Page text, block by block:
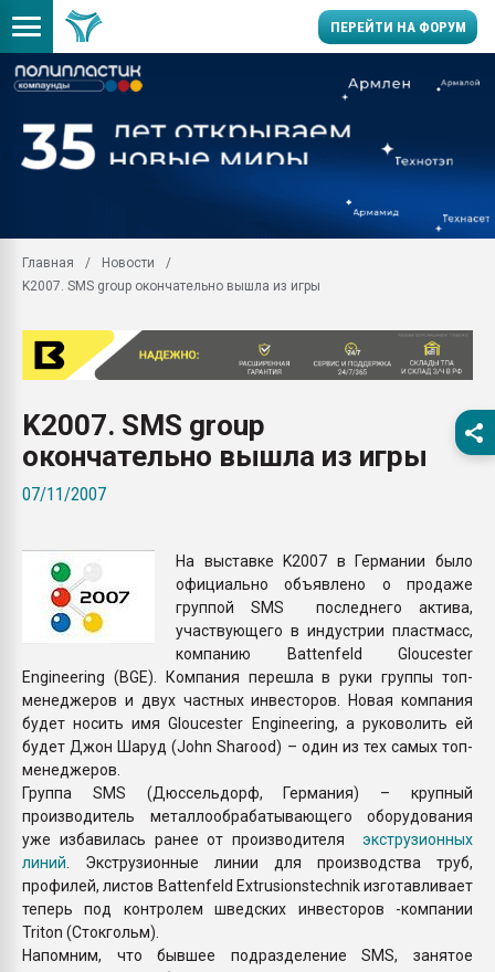
ПЕРЕЙТИ НА ФОРУМ
Вакуум-формовочные
28.07.2026
Всё, что касается
бутылок
Материал
вакуумного
Продам отходы
ПЕРЕЙТИ НА
Главная
Новости
K2007. SMS group окончательно вышла из игры
K2007. SMS group
окончательно вышла из игры
07/11/2007
На выставке K2007 в Германии было
официально объявлено о продаже
группой SMS последнего актива,
участвующего в индустрии пластмасс,
компанию Battenfeld Gloucester
Engineering (BGE). Компания перешла в руки группы топ-
менеджеров и двух частных инвесторов. Новая компания
будет носить имя Gloucester Engineering, а руковолить ей
будет Джон Шаруд (John Sharood) – один из тех самых топ-
менеджеров.
Группа SMS (Дюссельдорф, Германия) – крупный
производитель металлообрабатывающего оборудования
уже избавилась ранее от производителя экструзионных
линий . Экструзионные линии для производства труб,
профилей, листов Battenfeld Extrusionstechnik изготавливает
теперь под контролем шведских инвесторов -компании
Triton (Стокгольм).
Напомним, что бывшее подразделение SMS, занятое